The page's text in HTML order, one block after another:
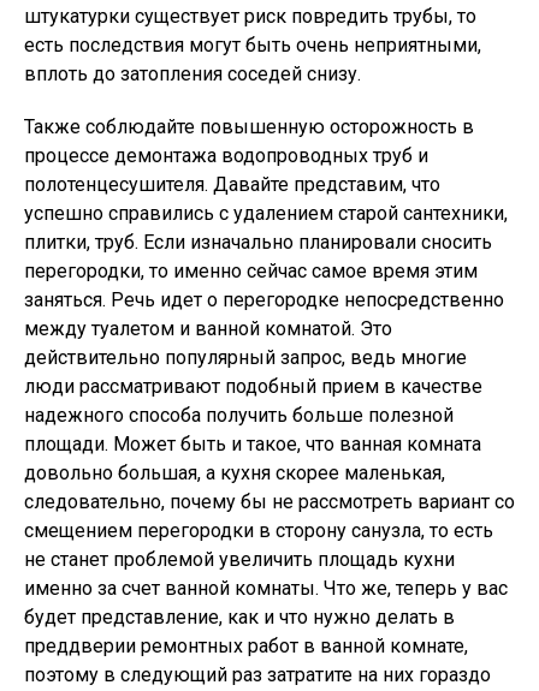
штукатурки существует риск повредить трубы, то
есть последствия могут быть очень неприятными,
вплоть до затопления соседей снизу.
Также соблюдайте повышенную осторожность в
процессе демонтажа водопроводных труб и
полотенцесушителя. Давайте представим, что
успешно справились с удалением старой сантехники,
плитки, труб. Если изначально планировали сносить
перегородки, то именно сейчас самое время этим
заняться. Речь идет о перегородке непосредственно
между туалетом и ванной комнатой. Это
действительно популярный запрос, ведь многие
люди рассматривают подобный прием в качестве
надежного способа получить больше полезной
площади. Может быть и такое, что ванная комната
довольно большая, а кухня скорее маленькая,
следовательно, почему бы не рассмотреть вариант со
смещением перегородки в сторону санузла, то есть
не станет проблемой увеличить площадь кухни
именно за счет ванной комнаты. Что же, теперь у вас
будет представление, как и что нужно делать в
преддверии ремонтных работ в ванной комнате,
поэтому в следующий раз затратите на них гораздо